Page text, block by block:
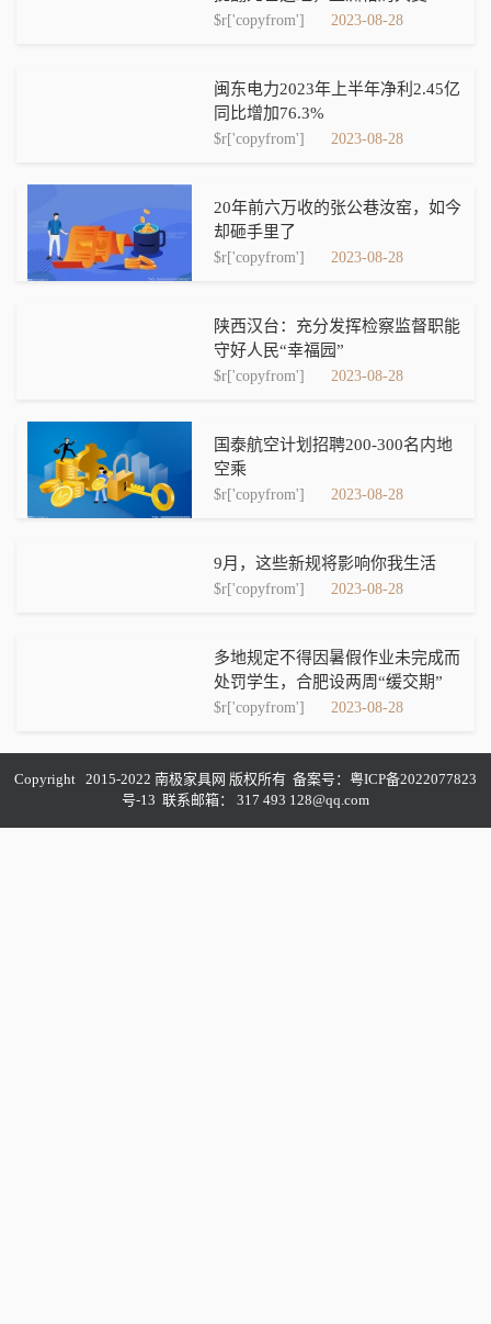
$r['copyfrom'] 2023-08-28
闽东电力2023年上半年净利2.45亿
同比增加76.3%
$r['copyfrom'] 2023-08-28
20年前六万收的张公巷汝窑，如今
却砸手里了
$r['copyfrom'] 2023-08-28
陕西汉台：充分发挥检察监督职能
守好人民“幸福园”
$r['copyfrom'] 2023-08-28
国泰航空计划招聘200-300名内地
空乘
$r['copyfrom'] 2023-08-28
9月，这些新规将影响你我生活
$r['copyfrom'] 2023-08-28
多地规定不得因暑假作业未完成而
处罚学生，合肥设两周“缓交期”
$r['copyfrom'] 2023-08-28
Copyright 2015-2022 南极家具网 版权所有 备案号： 粤ICP备2022077823
号-13 联系邮箱： 317 493 128@qq.com